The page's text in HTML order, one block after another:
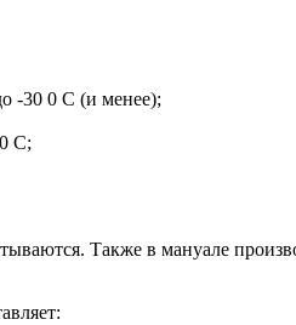
-30 0 С (и менее);
С;
Также в мануале